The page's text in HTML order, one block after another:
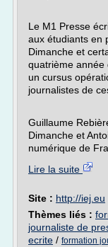
Le M1 Presse
aux étudiants en
Dimanche et
quatrième année
un cursus
journalistes de
Guillaume
Dimanche et
numérique de
Lire la suite
Site : http://iej.eu
Thèmes liés :
journaliste de
ecrite / formation